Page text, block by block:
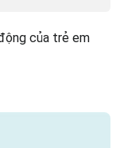
của trẻ em